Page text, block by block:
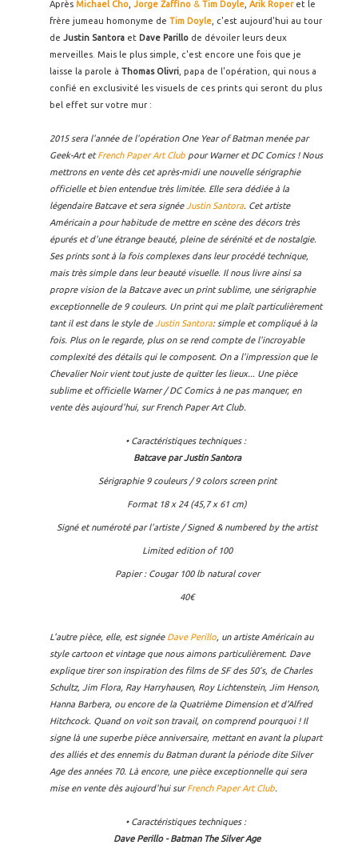
Après Michael Cho Jorge Zaffino & Tim Doyle Arik Roper et le
frère jumeau homonyme de Tim Doyle , c'est aujourd'hui au tour
de Justin Santora et Dave Parillo de dévoiler leurs deux
merveilles. Mais le plus simple, c'est encore une fois que je
laisse la parole à Thomas Olivri , papa de l'opération, qui nous a
confié en exclusivité les visuels de ces prints qui seront du plus
bel effet sur votre mur :
2015 sera l'année de l'opération One Year of Batman menée par
Geek-Art etFrench Paper Art Club pour Warner et DC Comics ! Nous
mettrons en vente dès cet après-midi une nouvelle sérigraphie
officielle et bien entendue très limitée. Elle sera dédiée à la
légendaire Batcave et sera signée Justin Santora. Cet artiste
Américain a pour habitude de mettre en scène des décors très
épurés et d'une étrange beauté, pleine de sérénité et de nostalgie.
Ses prints sont à la fois complexes dans leur procédé technique,
mais très simple dans leur beauté visuelle. Il nous livre ainsi sa
propre vision de la Batcave avec un print sublime, une sérigraphie
exceptionnelle de 9 couleurs. Un print qui me plaît particulièrement
tant il est dans le style de Justin Santora: simple et compliqué à la
fois. Plus on le regarde, plus on se rend compte de l'incroyable
complexité des détails qui le composent. On a l'impression que le
Chevalier Noir vient tout juste de quitter les lieux... Une pièce
sublime et officielle Warner / DC Comics à ne pas manquer, en
vente dès aujourd'hui, sur French Paper Art Club.
• Caractéristiques techniques :
Batcave par Justin Santora
Sérigraphie 9 couleurs / 9 colors screen print
Format 18 x 24 (45,7 x 61 cm)
Signé et numéroté par l'artiste / Signed & numbered by the artist
Limited edition of 100
Papier : Cougar 100 lb natural cover
40€
L'autre pièce, elle, est signée Dave Perillo, un artiste Américain au
style cartoon et vintage que nous aimons particulièrement. Dave
explique tirer son inspiration des films de SF des 50’s, de Charles
Schultz, Jim Flora, Ray Harryhausen, Roy Lichtenstein, Jim Henson,
Hanna Barbera, ou encore de la Quatrième Dimension et d'Alfred
Hitchcock. Quand on voit son travail, on comprend pourquoi ! Il
signe là une superbe pièce anniversaire, mettant en avant la plupart
des alliés et des ennemis du Batman durant la période dite Silver
Age des années 70. Là encore, une pièce exceptionnelle qui sera
mise en vente dès aujourd'hui surFrench Paper Art Club.
• Caractéristiques techniques :
Dave Perillo - Batman The Silver Age